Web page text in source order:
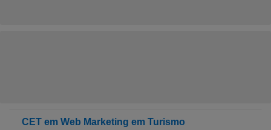
CET em Web Marketing em Turismo